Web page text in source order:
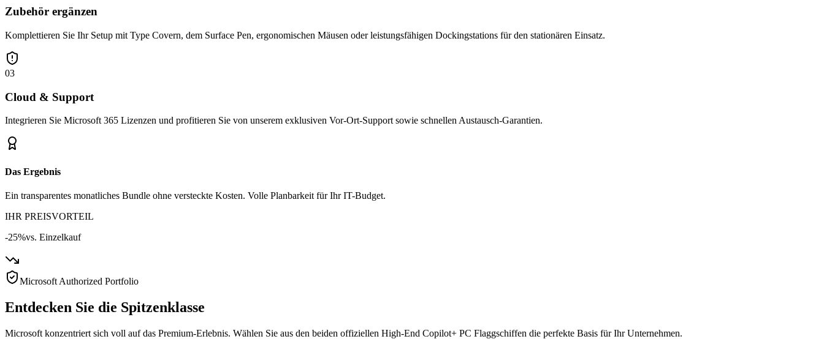
Zubehör ergänzen
Komplettieren Sie Ihr Setup mit Type Covern, dem Surface Pen, ergonomischen Mäusen oder leistungsfähigen Dockingstations für den stationären Einsatz.
03
Cloud & Support
Integrieren Sie Microsoft 365 Lizenzen und profitieren Sie von unserem exklusiven Vor-Ort-Support sowie schnellen Austausch-Garantien.
Das Ergebnis
Ein transparentes monatliches Bundle ohne versteckte Kosten. Volle Planbarkeit für Ihr IT-Budget.
IHR PREISVORTEIL
-25%vs. Einzelkauf
Microsoft Authorized Portfolio
Entdecken Sie die Spitzenklasse
Microsoft konzentriert sich voll auf das Premium-Erlebnis. Wählen Sie aus den beiden offiziellen High-End Copilot+ PC Flaggschiffen die perfekte Basis für Ihr Unternehmen.